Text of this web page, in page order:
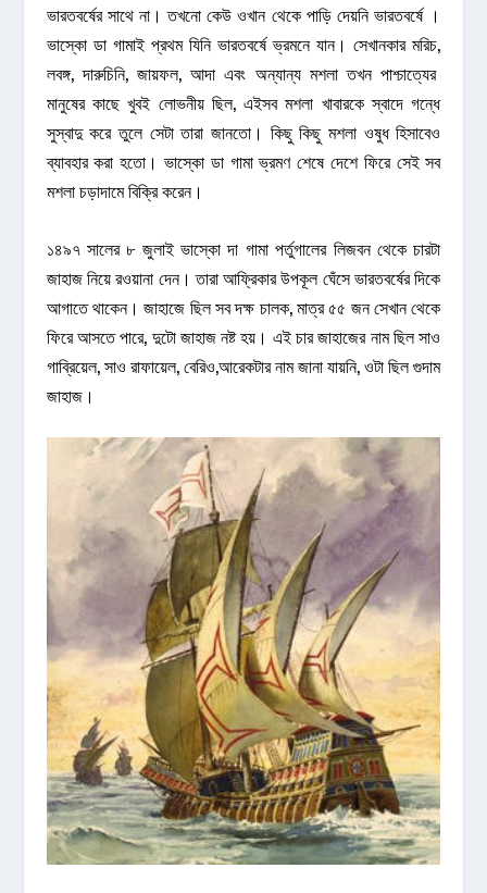
ভারতবর্ষের সাথে না। তখনো কেউ ওখান থেকে পাড়ি দেয়নি ভারতবর্ষে ।
ভাস্কো ডা গামাই প্রথম যিনি ভারতবর্ষে ভ্রমনে যান। সেখানকার মরিচ,
লবঙ্গ, দারুচিনি, জায়ফল, আদা এবং অন্যান্য মশলা তখন পাশ্চাত্যের
মানুষের কাছে খুবই লোভনীয় ছিল, এইসব মশলা খাবারকে স্বাদে গন্ধে
সুস্বাদু করে তুলে সেটা তারা জানতো। কিছু কিছু মশলা ওষুধ হিসাবেও
ব্যাবহার করা হতো। ভাস্কো ডা গামা ভ্রমণ শেষে দেশে ফিরে সেই সব
মশলা চড়াদামে বিক্রি করেন।
১৪৯৭ সালের ৮ জুলাই ভাস্কো দা গামা পর্তুগালের লিজবন থেকে চারটা
জাহাজ নিয়ে রওয়ানা দেন। তারা আফ্রিকার উপকূল ঘেঁসে ভারতবর্ষের দিকে
আগাতে থাকেন। জাহাজে ছিল সব দক্ষ চালক, মাত্র ৫৫ জন সেখান থেকে
ফিরে আসতে পারে, দুটো জাহাজ নষ্ট হয়। এই চার জাহাজের নাম ছিল সাও
গাব্রিয়েল, সাও রাফায়েল, বেরিও,আরেকটার নাম জানা যায়নি, ওটা ছিল গুদাম
জাহাজ।